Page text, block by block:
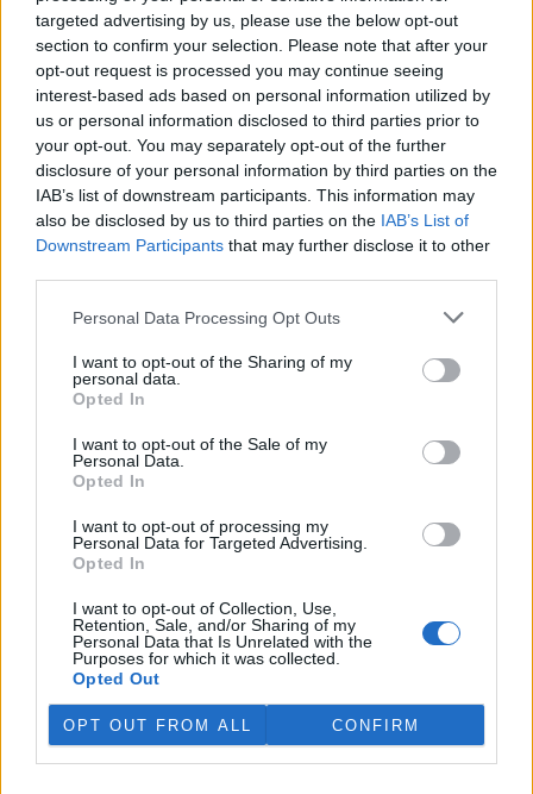
targeted advertising by us, please use the below opt-out
section to confirm your selection. Please note that after your
opt-out request is processed you may continue seeing
interest-based ads based on personal information utilized by
us or personal information disclosed to third parties prior to
your opt-out. You may separately opt-out of the further
disclosure of your personal information by third parties on the
IAB’s list of downstream participants. This information may
also be disclosed by us to third parties on the IAB’s List of
Downstream Participants that may further disclose it to other
Personal Data Processing Opt Outs
I want to opt-out of the Sharing of my
personal data.
Opted In
I want to opt-out of the Sale of my
Personal Data.
Opted In
I want to opt-out of processing my
Personal Data for Targeted Advertising.
Opted In
I want to opt-out of Collection, Use,
Retention, Sale, and/or Sharing of my
Personal Data that Is Unrelated with the
Purposes for which it was collected.
Opted Out
OPT OUT FROM ALL CONFIRM
Ředitelé odborů i mluvčí se z ČIŽP rozhodli odejít z
vlastní vůle, řekl Straka
6.8.2026 15:22 (ČTK)
Ředitel odboru vnitřních
služeb Matěj Mrlina, vedoucí
služebního úřadu Oldřich
Jarolím a tisková mluvčí Miriam
Loužecká končí na České
inspekci životního prostředí (ČIŽP) z vlastní iniciativy. Na dotaz ČTK
to napsal nový ředitel inspekce Pavel Straka (za Motoristy). O jejich
Veterináři v horku ošetřují více zvířat, ohrožení jsou psi
se zploštělým čumákem
6.8.2026 15:15 (ČTK
vedrech ošetřují více zvířat.
krátkou lebkou a zploštělým
čumákem, jako jsou například mopsi nebo buldočci, starší jedinci a
zvířata se srdečním onemocněním. Jejich majitelé pro ně
dehydrataci nebo kolapsu. ČTK to sdělila viceprezidentka Komory
veterinárních lékařů ČR Kateřina Valdhans.
Do Prahy dorazili jezdci cyklistické štafety, míří na
konferenci o klimatu
6.8.2026 15:08 | PRAHA (ČTK)
Diskuse: 2